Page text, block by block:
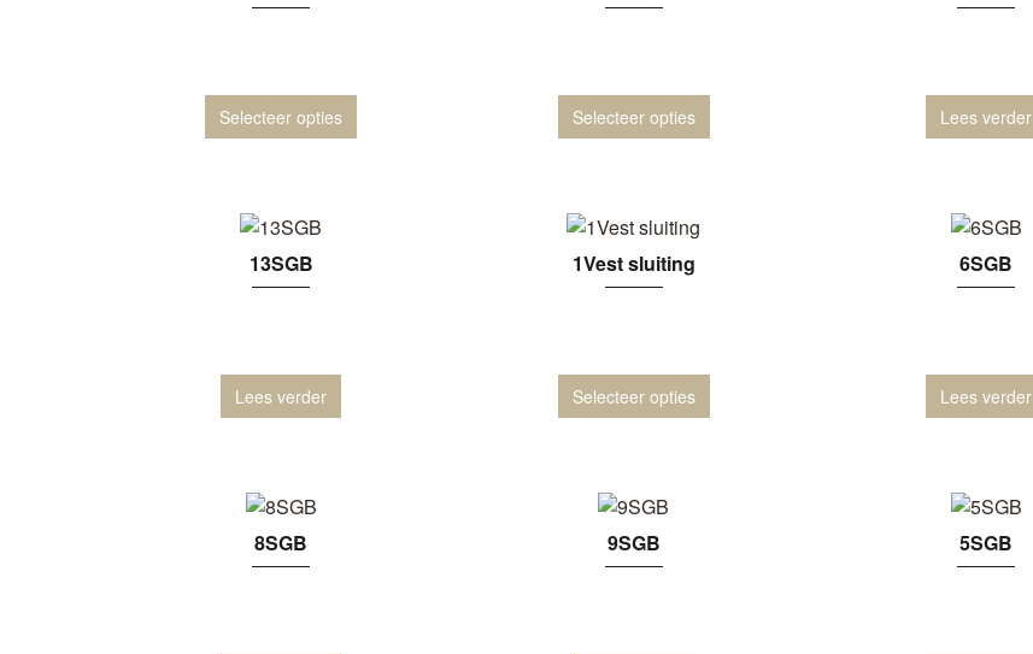
Selecteer opties Selecteer opties Lees verder
13SGB
Lees verder
1Vest sluiting
Selecteer opties
6SGB
Lees verder
8SGB 9SGB 5SGB